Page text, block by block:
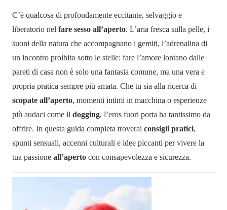
C’è qualcosa di profondamente eccitante, selvaggio e
liberatorio nel fare sesso all’aperto. L’aria fresca sulla pelle, i
suoni della natura che accompagnano i gemiti, l’adrenalina di
un incontro proibito sotto le stelle: fare l’amore lontano dalle
pareti di casa non è solo una fantasia comune, ma una vera e
propria pratica sempre più amata. Che tu sia alla ricerca di
scopate all’aperto, momenti intimi in macchina o esperienze
più audaci come il dogging, l’eros fuori porta ha tantissimo da
offrire. In questa guida completa troverai consigli pratici,
spunti sensuali, accenni culturali e idee piccanti per vivere la
tua passione all’aperto con consapevolezza e sicurezza.